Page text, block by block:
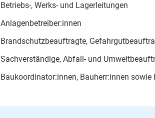
Betriebs-, Werks- und Lagerleitungen
Anlagenbetreiber:innen
Brandschutzbeauftragte,
Sachverständige, Abfall- und
Baukoordinator:innen, Bauherr:innen sowie